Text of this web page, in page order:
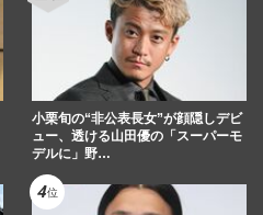
小栗旬の“非公表長女”が顔隠しデビ
ュー、透ける山田優の「スーパーモ
デルに」野…